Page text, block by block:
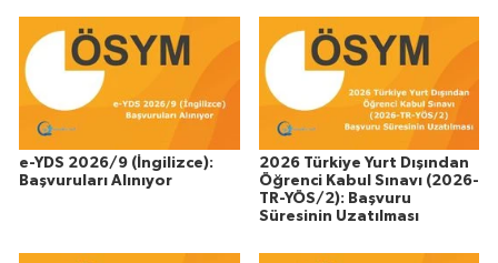
e-YDS 2026/9 (İngilizce):
Başvuruları Alınıyor
2026 Türkiye Yurt Dışından
Öğrenci Kabul Sınavı (2026-
TR-YÖS/2): Başvuru
Süresinin Uzatılması